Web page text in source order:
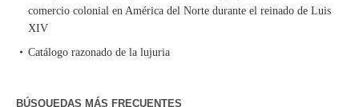
comercio colonial en América del Norte durante el reinado de Luis
XIV
Catálogo razonado de la lujuria
BÚSQUEDAS MÁS FRECUENTES